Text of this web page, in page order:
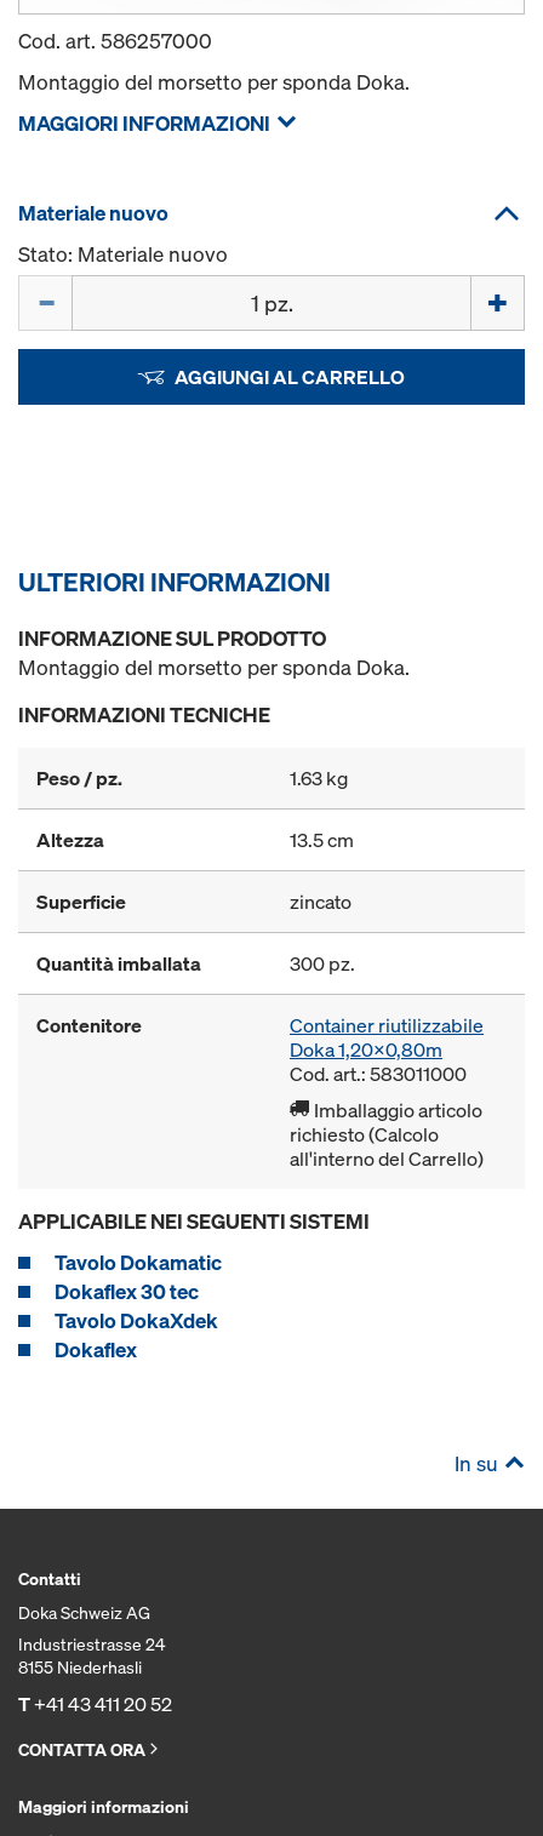
Cod. art. 586257000
Montaggio del morsetto per sponda Doka.
MAGGIORI INFORMAZIONI
Materiale nuovo
Stato: Materiale nuovo
AGGIUNGI AL CARRELLO
ULTERIORI INFORMAZIONI
INFORMAZIONE SUL PRODOTTO
Montaggio del morsetto per sponda Doka.
INFORMAZIONI TECNICHE
Peso / pz. 1.63 kg
Altezza 13.5 cm
Superficie zincato
Quantità imballata 300 pz.
Contenitore
Container riutilizzabile
Doka 1,20x0,80m
Cod. art.: 583011000
Imballaggio articolo
richiesto (Calcolo
all'interno del Carrello)
APPLICABILE NEI SEGUENTI SISTEMI
Tavolo Dokamatic
Dokaflex 30 tec
Tavolo DokaXdek
Dokaflex
In su
Contatti
Doka Schweiz AG
Industriestrasse 24
8155 Niederhasli
T+41 43 411 20 52
CONTATTA ORA
Maggiori informazioni